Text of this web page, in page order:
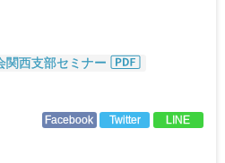
関西支部セミナー
Facebook Twitter LINE